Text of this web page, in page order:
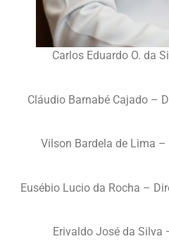
Carlos Eduardo O. da
Cláudio Barnabé Cajado –
Vilson Bardela de Lima
Eusébio Lucio da Rocha –
Erivaldo José da Silva